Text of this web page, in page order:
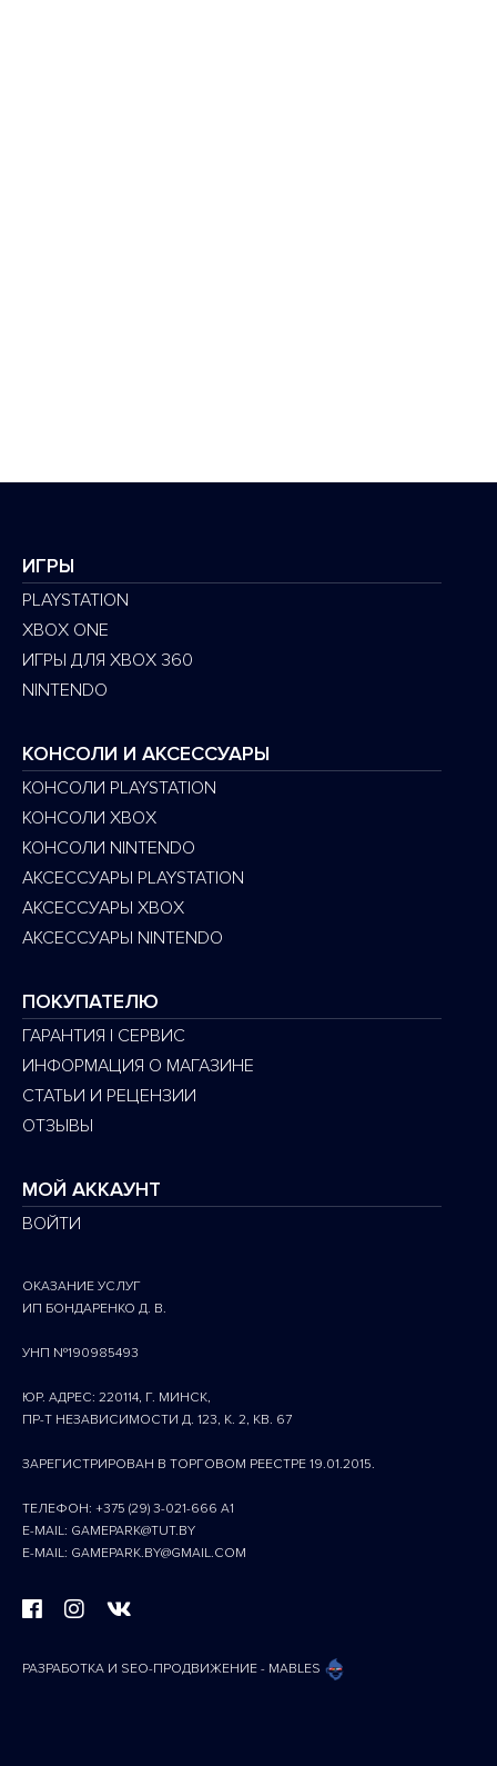
ИГРЫ
PLAYSTATION
XBOX ONE
ИГРЫ ДЛЯ XBOX 360
NINTENDO
КОНСОЛИ И АКСЕССУАРЫ
КОНСОЛИ PLAYSTATION
КОНСОЛИ XBOX
КОНСОЛИ NINTENDO
АКСЕССУАРЫ PLAYSTATION
АКСЕССУАРЫ XBOX
АКСЕССУАРЫ NINTENDO
ПОКУПАТЕЛЮ
ГАРАНТИЯ | СЕРВИС
ИНФОРМАЦИЯ О МАГАЗИНЕ
СТАТЬИ И РЕЦЕНЗИИ
ОТЗЫВЫ
МОЙ АККАУНТ
ВОЙТИ
ОКАЗАНИЕ УСЛУГ
ИП БОНДАРЕНКО Д. В.
УНП №190985493
ЮР. АДРЕС: 220114, Г. МИНСК,
ПР-Т НЕЗАВИСИМОСТИ Д. 123, К. 2, КВ. 67
ЗАРЕГИСТРИРОВАН В ТОРГОВОМ РЕЕСТРЕ 19.01.2015.
ТЕЛЕФОН: +375 (29) 3-021-666 A1
E-MAIL: GAMEPARK@TUT.BY
E-MAIL: GAMEPARK.BY@GMAIL.COM
РАЗРАБОТКА И SEO-ПРОДВИЖЕНИЕ - MABLES